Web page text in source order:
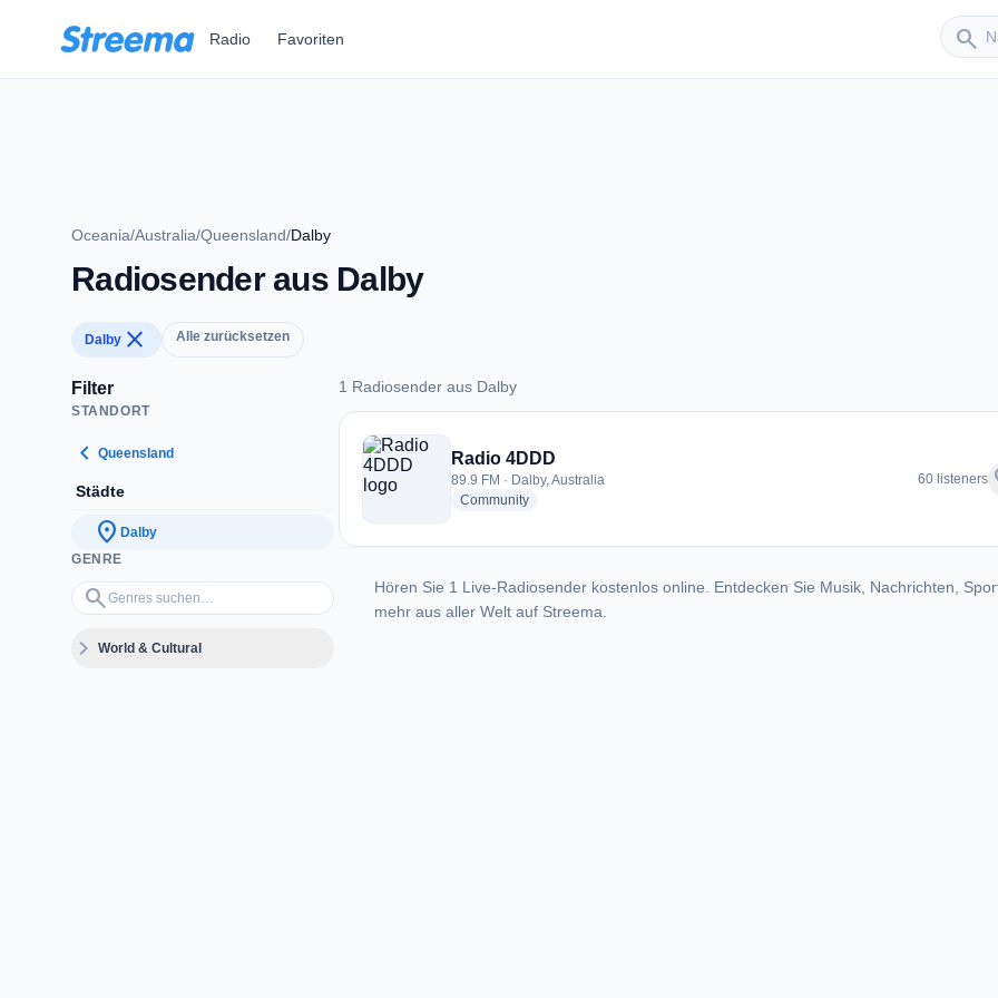
Radio Favoriten search
Sender
Oceania/Australia/Queensland/Dalby
Radiosender aus Dalby
Dalby close Alle zurücksetzen
Filter
STANDORT
chevron_left Queensland
Städte
location_on Dalby
GENRE
search
Genres suchen…
expand_moreWorld & Cultural
1 Radiosender aus Dalby
1 Radiosender aus Dalby
Radio 4DDD
89.9 FM · Dalby, Australia
Communityradio stations
60 listeners
Hören Sie 1 Live-Radiosender kostenlos online. Entdecken Sie Musik, Nachrichten,
mehr aus aller Welt auf Streema.